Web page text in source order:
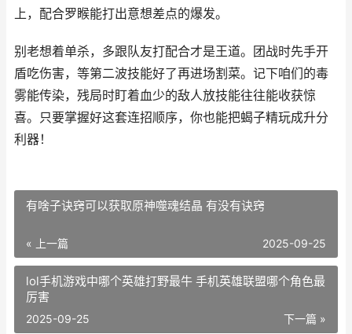
上，配合罗睺能打出意想差点的爆发。
别老想着单杀，多跟队友打配合才是王道。团战时先手开
盾吃伤害，等第二波技能好了再进场割菜。记下咱们的毒
雾能传染，残局时盯着血少的敌人放技能往往能收获惊
喜。只要掌握好这套连招顺序，你也能把蝎子精玩成升分
利器！
有啥子诀窍可以获取原神噬魂结晶 有没有诀窍
« 上一篇 2025-09-25
lol手机游戏中哪个英雄打野最牛 手机英雄联盟哪个角色最
厉害
下一篇 »
2025-09-25